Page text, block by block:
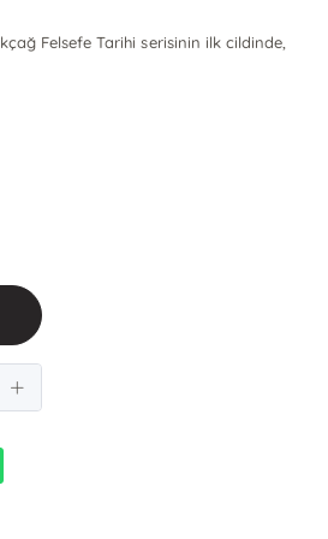
Felsefe Tarihi serisinin ilk cildinde,